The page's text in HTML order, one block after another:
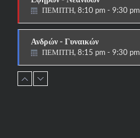
ΠΕΜΠΤΗ, 8:10 pm - 9:30 pm
ΑΥΤΟΑΜΥΝΑ
Ανδρών - Γυναικών
ΠΕΜΠΤΗ, 8:15 pm - 9:30 pm
HAPKIDO & ΑΥΤΟΑΜΥΝΑ
Παίδων - Κορασίδων